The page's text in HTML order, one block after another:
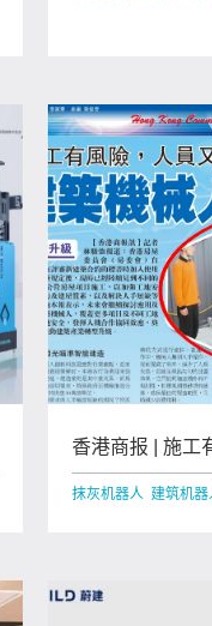
香港商报 | 施工
么办？建筑机器
抹灰机器人 建筑机